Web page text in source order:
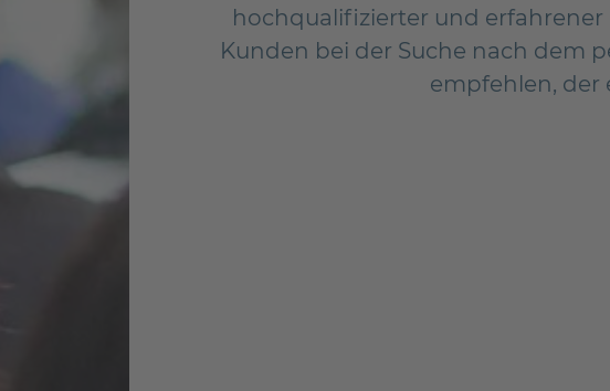
hochqualifizierter und erfahrener
Kunden bei der Suche nach dem
empfehlen, der